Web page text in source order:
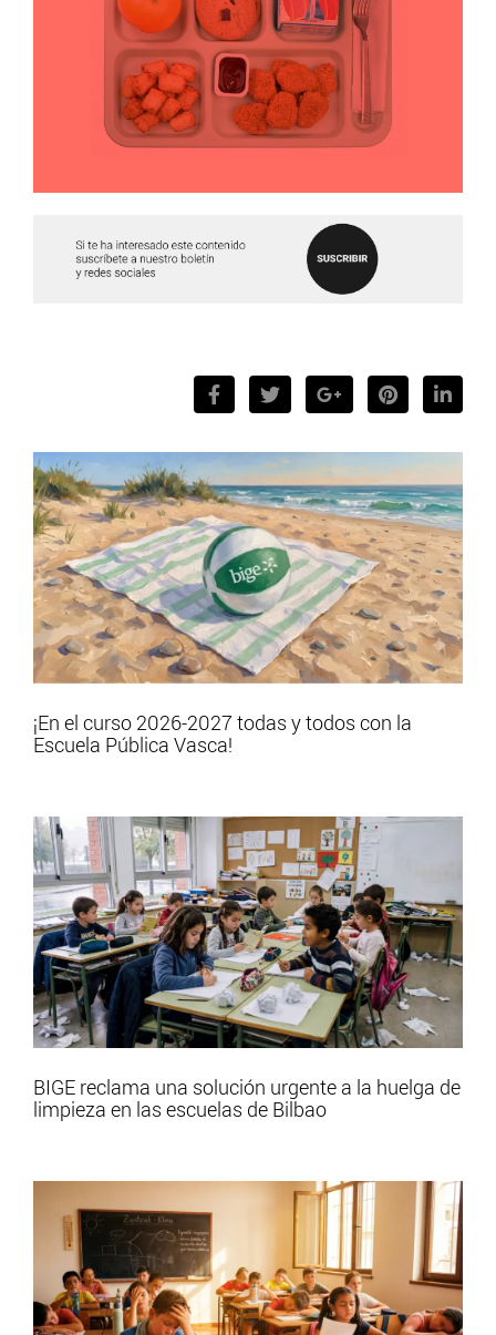
¡En el curso 2026-2027 todas y todos con la
Escuela Pública Vasca!
BIGE reclama una solución urgente a la huelga de
limpieza en las escuelas de Bilbao